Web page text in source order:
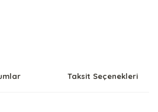
Taksit Seçenekleri